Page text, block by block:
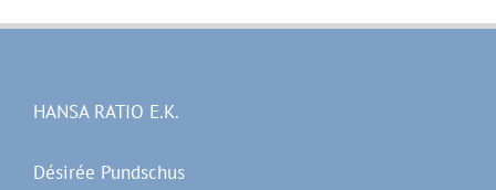
HANSA RATIO E.K.
Désirée Pundschus